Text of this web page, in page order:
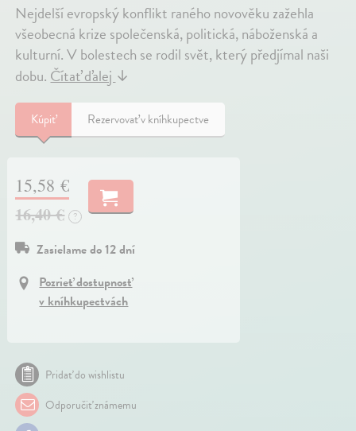
Nejdelší evropský konflikt raného novověku zažehla
všeobecná krize společenská, politická, náboženská a
kulturní. V bolestech se rodil svět, který předjímal naši
dobu. Čítať ďalej ↓
Kúpiť Rezervovať v kníhkupectve
15,58 €
16,40 €
?
Zasielame do 12 dní
Pozrieť dostupnosť
v kníhkupectvách
Pridať do wishlistu
Odporučiť známemu